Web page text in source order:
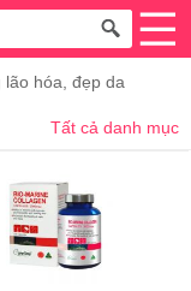
lão hóa, đẹp da
Tất cả danh mục